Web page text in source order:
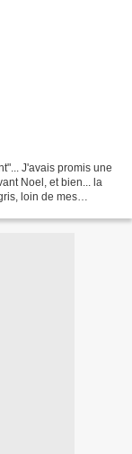
J'avais promis une
Noel, et bien... la
loin de mes